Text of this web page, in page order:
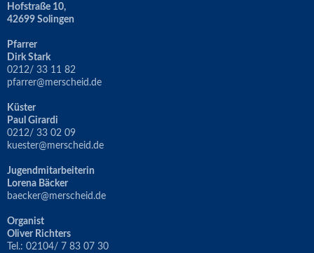
Hofstraße 10,
42699 Solingen
Pfarrer
Dirk Stark
0212/ 33 11 82
pfarrer@merscheid.de
Küster
Paul Girardi
0212/ 33 02 09
kuester@merscheid.de
Jugendmitarbeiterin
Lorena Bäcker
baecker@merscheid.de
Organist
Oliver Richters
Tel.: 02104/ 7 83 07 30